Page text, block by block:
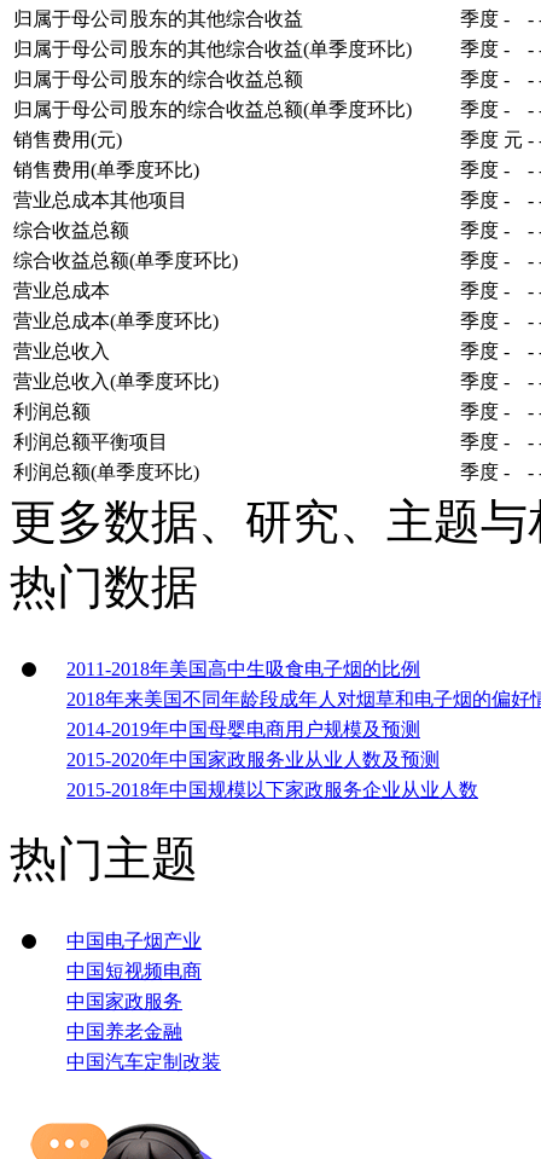
归属于母公司股东的其他综合收益
季度 - -
归属于母公司股东的其他综合收益(单季度环比)
季度 - -
归属于母公司股东的综合收益总额
季度 - -
归属于母公司股东的综合收益总额(单季度环比)
季度 - -
销售费用(元)
季度 元 -
销售费用(单季度环比)
季度 - -
营业总成本其他项目
季度 - -
综合收益总额
季度 - -
综合收益总额(单季度环比)
季度 - -
营业总成本
季度 - -
营业总成本(单季度环比)
季度 - -
营业总收入
季度 - -
营业总收入(单季度环比)
季度 - -
利润总额
季度 - -
利润总额平衡项目
季度 - -
利润总额(单季度环比)
季度 - -
更多数据、研究、主题
热门数据
2011-2018年美国高中生吸食电子烟的比例
2018年来美国不同年龄段成年人对烟草和电子烟的偏好
2014-2019年中国母婴电商用户规模及预测
2015-2020年中国家政服务业从业人数及预测
2015-2018年中国规模以下家政服务企业从业人数
热门主题
中国电子烟产业
中国短视频电商
中国家政服务
中国养老金融
中国汽车定制改装